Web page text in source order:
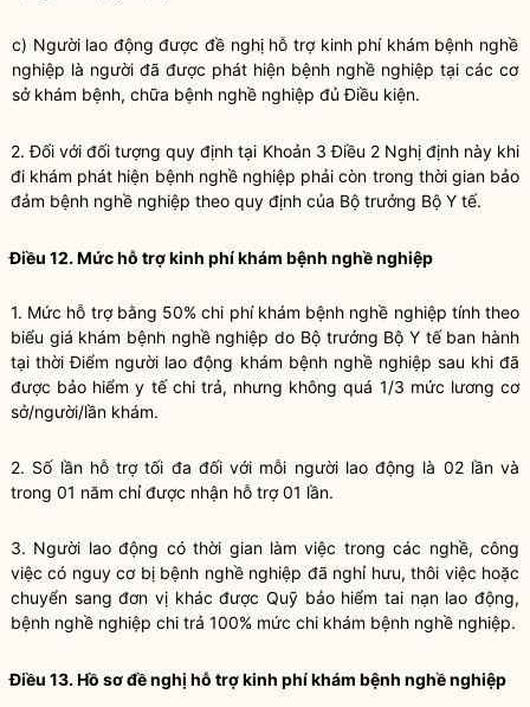
c) Người lao động được đề nghị hỗ trợ kinh phí khám bệnh nghề
nghiệp là người đã được phát hiện bệnh nghề nghiệp tại các cơ
sở khám bệnh, chữa bệnh nghề nghiệp đủ Điều kiện.
2. Đối với đối tượng quy định tại Khoản 3 Điều 2 Nghị định nàykhi
đi khám phát hiện bệnh nghề nghiệp phải còn trong thời gian bảo
đảm bệnh nghề nghiệp theo quy định của Bộ trưởng Bộ Y tế.
Điều 12. Mức hỗ trợ kinh phí khám bệnh nghề nghiệp
1. Mức hỗ trợ bằng 50% chi phí khám bệnh nghề nghiệp tính theo
biểu giá khám bệnh nghề nghiệp do Bộ trưởng Bộ Y tế ban hành
tại thời Điểm người lao động khám bệnh nghề nghiệp sau khi đã
được bảo hiểm y tế chi trả, nhưng không quá 1/3 mức lương cơ
sở/người/lần khám.
2. Số lần hỗ trợ tối đa đối với mỗi người lao động là 02 lần và
trong 01 năm chỉ được nhận hỗ trợ 01 lần.
3. Người lao động có thời gian làm việc trong các nghề, công
việc có nguy cơ bị bệnh nghề nghiệp đã nghỉ hưu, thôi việc hoặc
chuyển sang đơn vị khác được Quỹ bảo hiểm tai nạn lao động,
bệnh nghề nghiệp chi trả 100% mức chi khám bệnh nghề nghiệp.
Điều 13. Hồ sơ đề nghị hỗ trợ kinh phí khám bệnh nghề nghiệp